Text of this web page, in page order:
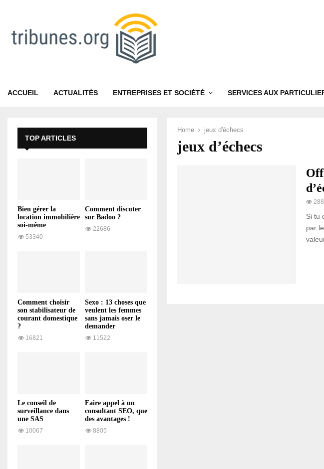
ACCUEIL ACTUALITÉS ENTREPRISES ET SOCIÉTÉ SERVICES AUX
Home jeux d'échecs
jeux d’échecs
Si tu
par
TOP ARTICLES
Bien gérer la
location immobilière
soi-même
53340
Comment discuter
sur Badoo ?
22686
Comment choisir
son stabilisateur de
courant domestique
?
16821
Sexo : 13 choses que
veulent les femmes
sans jamais oser le
demander
11522
Le conseil de
surveillance dans
une SAS
10067
Faire appel à un
consultant SEO, que
des avantages !
8805